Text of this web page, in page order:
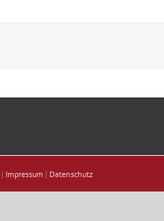
Impressum | Datenschutz